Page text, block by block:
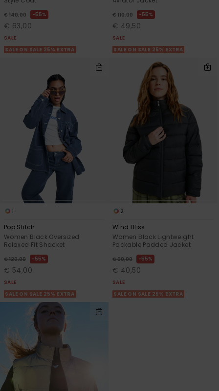
€ 140,00 55%
€ 63,00
SALE
SALE ON SALE 25% EXTRA
€ 110,00 55%
€ 49,50
SALE
SALE ON SALE 25% EXTRA
1
Pop Stitch
Women Black Oversized
Relaxed Fit Shacket
€ 120,00 55%
€ 54,00
SALE
SALE ON SALE 25% EXTRA
2
Wind Bliss
Women Black Lightweight
Packable Padded Jacket
€ 90,00 55%
€ 40,50
SALE
SALE ON SALE 25% EXTRA